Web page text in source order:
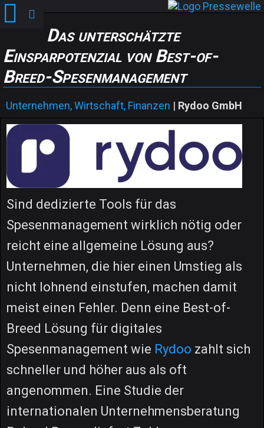
Das unterschätzte
Einsparpotenzial von Best-of-
Breed-Spesenmanagement
Unternehmen, Wirtschaft, Finanzen | Rydoo GmbH
Sind dedizierte Tools für das
Spesenmanagement wirklich nötig oder
reicht eine allgemeine Lösung aus?
Unternehmen, die hier einen Umstieg als
nicht lohnend einstufen, machen damit
meist einen Fehler. Denn eine Best-of-
Breed Lösung für digitales
Spesenmanagement wie Rydoo zahlt sich
schneller und höher aus als oft
angenommen. Eine Studie der
internationalen Unternehmensberatung